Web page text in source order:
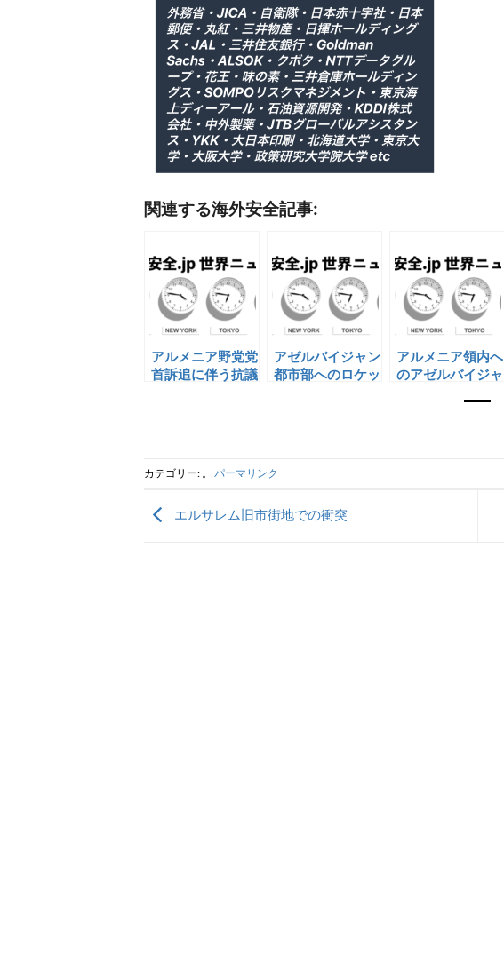
関連する海外安全記事:
アルメニア野党党
首訴追に伴う抗議
アゼルバイジャン
都市部へのロケッ
アルメニア領内へ
のアゼルバイジャ
カテゴリー: 。 パーマリンク
エルサレム旧市街地での衝突